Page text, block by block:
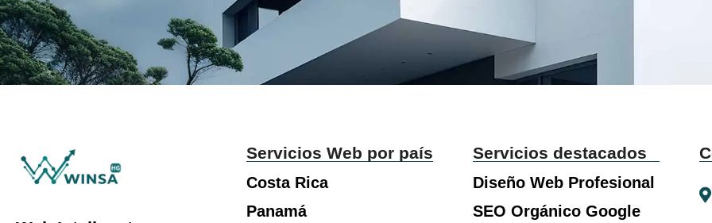
Servicios Web por país
Costa Rica
Panamá
Servicios destacados
Diseño Web Profesional
SEO Orgánico Google